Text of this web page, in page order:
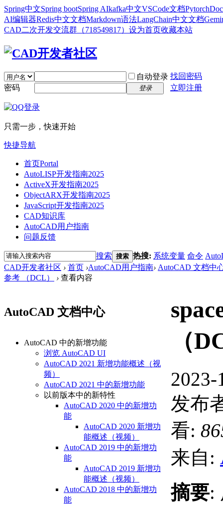
Spring中文Spring bootSpring AIkafka中文VSCode文档Pytorch
AI编辑器Redis中文文档Markdown语法LangChain中文文档
CAD二次开发交流群（718549817） 设为首页收藏本站
自动登录 找回密码
密码
登录 立即注册
只需一步，快速开始
快捷导航
首页Portal
AutoLISP开发指南2025
ActiveX开发指南2025
ObjectARX开发指南2025
JavaScript开发指南2025
CAD知识库
AutoCAD用户指南
问题反馈
搜索 搜索 热搜: 系统变量 命令
CAD开发者社区 › 首页 ›AutoCAD用户指南› AutoCAD 文档中
参考 （DCL）
› 查看内容
AutoCAD 文档中心
AutoCAD 中的新增功能
浏览 AutoCAD UI
AutoCAD 2021 新增功能概述（视
频）
AutoCAD 2021 中的新增功能
以前版本中的新特性
AutoCAD 2020 中的新增功
能
AutoCAD 2020 新增功
能概述（视频）
AutoCAD 2019 中的新增功
能
AutoCAD 2019 新增功
能概述（视频）
AutoCAD 2018 中的新增功
能
（
2023-
发布
看:
来自:
摘要: